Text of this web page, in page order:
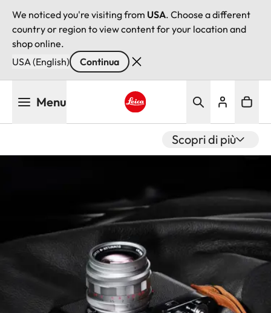
We noticed you're visiting from USA. Choose a different
country or region to view content for your location and
shop online.
USA (English)
Continua
Menu
Scopri di più